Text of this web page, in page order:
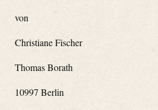
von
Christiane Fischer
Thomas Borath
10997 Berlin